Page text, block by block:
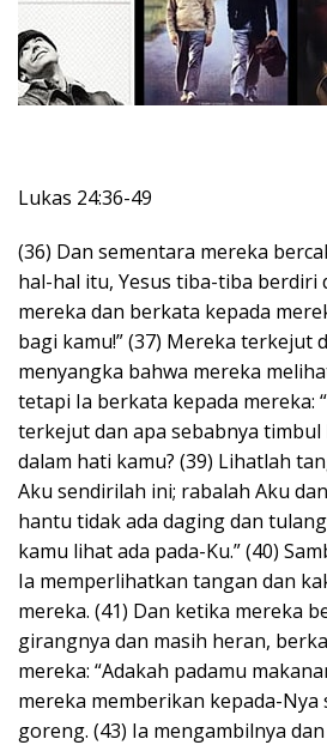
Lukas 24:36-49
(36) Dan sementara mereka
hal-hal itu, Yesus tiba-tiba berdiri
mereka dan berkata kepada
bagi kamu!” (37) Mereka terkejut
menyangka bahwa mereka
tetapi Ia berkata kepada mereka:
terkejut dan apa sebabnya
dalam hati kamu? (39) Lihatlah
Aku sendirilah ini; rabalah Aku
hantu tidak ada daging dan
kamu lihat ada pada-Ku.” (40)
Ia memperlihatkan tangan dan
mereka. (41) Dan ketika mereka
girangnya dan masih heran,
mereka: “Adakah padamu
mereka memberikan kepada-
goreng. (43) Ia mengambilnya